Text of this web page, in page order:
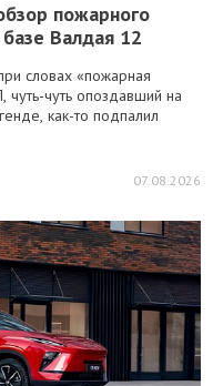
пожарного
Валдая 12
словах «пожарная
чуть опоздавший на
как-то подпалил
07.08.2026